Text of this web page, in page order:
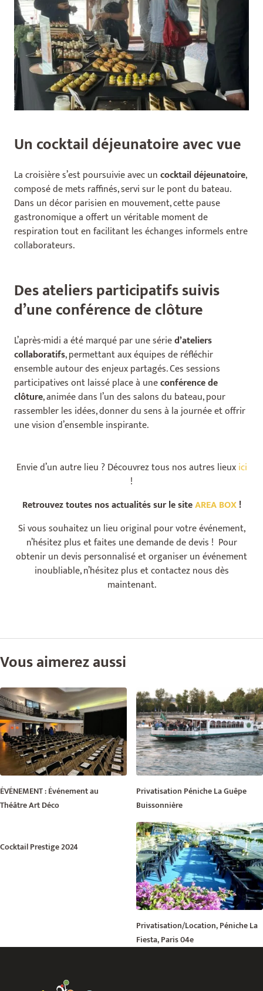
Un cocktail déjeunatoire avec vue
La croisière s’est poursuivie avec uncocktail déjeunatoire,
composé de mets raffinés, servi sur le pont du bateau.
Dans un décor parisien en mouvement, cette pause
gastronomique a offert un véritable moment de
respiration tout en facilitant les échanges informels entre
collaborateurs.
Des ateliers participatifs suivis
d’une conférence de clôture
L’après-midi a été marqué par une séried’ateliers
collaboratifs, permettant aux équipes de réfléchir
ensemble autour des enjeux partagés. Ces sessions
participatives ont laissé place à uneconférence de
clôture, animée dans l’un des salons du bateau, pour
rassembler les idées, donner du sens à la journée et offrir
une vision d’ensemble inspirante.
Envie d’un autre lieu ? Découvrez tous nos autres lieux ici
!
Retrouvez toutes nos actualités sur le siteAREA BOX!
Si vous souhaitez un lieu original pour votre événement,
n’hésitez plus et faites une demande de devis ! Pour
obtenir un devis personnalisé et organiser un événement
inoubliable, n’hésitez plus et contactez nous dès
maintenant.
Vous aimerez aussi
ÉVÉNEMENT : Événement au
Théâtre Art Déco
Privatisation Péniche La Guêpe
Buissonnière
Cocktail Prestige 2024
Privatisation/Location, Péniche La
Fiesta, Paris 04e